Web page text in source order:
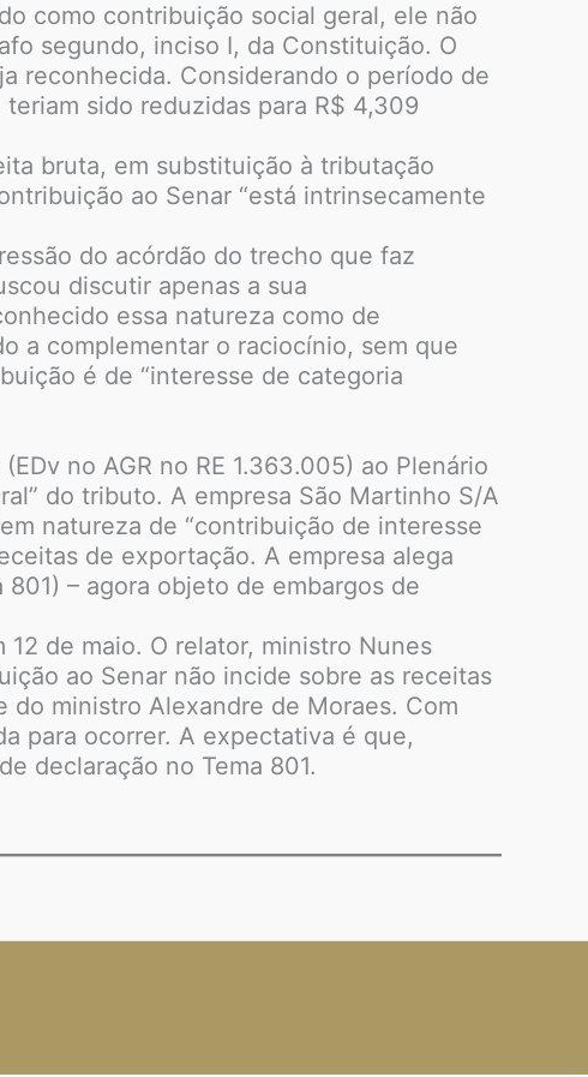
como contribuição social geral, ele não
segundo, inciso I, da Constituição. O
reconhecida. Considerando o período de
sido reduzidas para R$ 4,309
bruta, em substituição à tributação
ao Senar “está intrinsecamente
do acórdão do trecho que faz
discutir apenas a sua
essa natureza como de
a complementar o raciocínio, sem que
é de “interesse de categoria
no AGR no RE 1.363.005) ao Plenário
do tributo. A empresa São Martinho S/A
natureza de “contribuição de interesse
de exportação. A empresa alega
– agora objeto de embargos de
de maio. O relator, ministro Nunes
ao Senar não incide sobre as receitas
ministro Alexandre de Moraes. Com
para ocorrer. A expectativa é que,
declaração no Tema 801.